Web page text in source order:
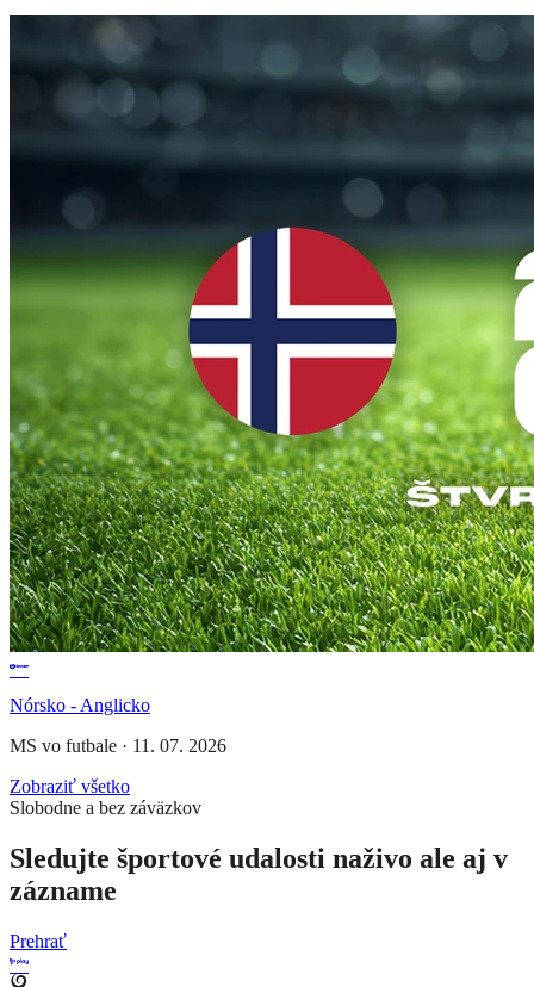
Nórsko - Anglicko
MS vo futbale · 11. 07. 2026
Zobraziť všetko
Slobodne a bez záväzkov
Sledujte športové udalosti naživo ale aj v
zázname
Prehrať